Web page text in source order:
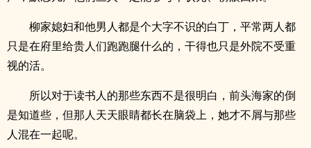
柳家媳妇和他男人都是个大字不识的白丁，平常两人都
只是在府里给贵人们跑跑腿什么的，干得也只是外院不受重
视的活。
所以对于读书人的那些东西不是很明白，前头海家的倒
是知道些，但那人天天眼睛都长在脑袋上，她才不屑与那些
人混在一起呢。